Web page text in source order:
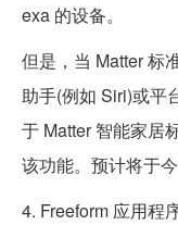
exa 的设备。
但是，当 Matter 标
助手(例如 Siri)或平
于 Matter 智能家居
该功能。预计将于
4. Freeform 应用程